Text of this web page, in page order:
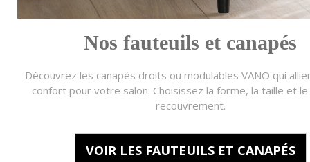
Nos fauteuils et canapés
Découvrez les canapés droits ou modulables VANO qui
confort pour votre salon. Choisissez la forme, la taille et
recouvrement.
VOIR LES FAUTEUILS ET CANAPÉS